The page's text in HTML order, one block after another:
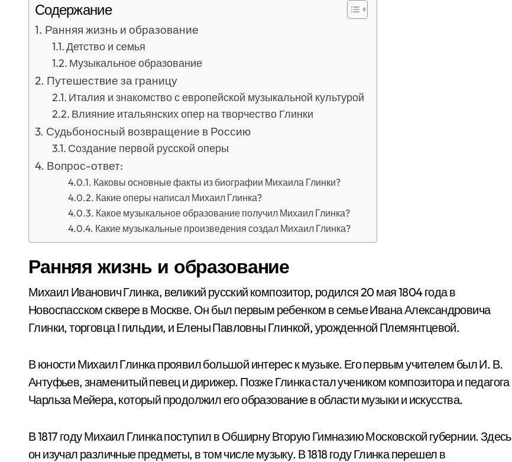
Содержание
Ранняя жизнь и образование
Детство и семья
Музыкальное образование
Путешествие за границу
Италия и знакомство с европейской музыкальной культурой
Влияние итальянских опер на творчество Глинки
Судьбоносный возвращение в Россию
Создание первой русской оперы
Вопрос-ответ:
Каковы основные факты из биографии Михаила Глинки?
Какие оперы написал Михаил Глинка?
Какое музыкальное образование получил Михаил Глинка?
Какие музыкальные произведения создал Михаил Глинка?
Ранняя жизнь и образование
Михаил Иванович Глинка, великий русский композитор, родился 20 мая 1804 года в
Новоспасском сквере в Москве. Он был первым ребенком в семье Ивана Александровича
Глинки, торговца I гильдии, и Елены Павловны Глинкой, урожденной Племянтцевой.
В юности Михаил Глинка проявил большой интерес к музыке. Его первым учителем был И. В.
Антуфьев, знаменитый певец и дирижер. Позже Глинка стал учеником композитора и педагога
Чарльза Мейера, который продолжил его образование в области музыки и искусства.
В 1817 году Михаил Глинка поступил в Обширну Вторую Гимназию Московской губернии. Здесь
он изучал различные предметы, в том числе музыку. В 1818 году Глинка перешел в